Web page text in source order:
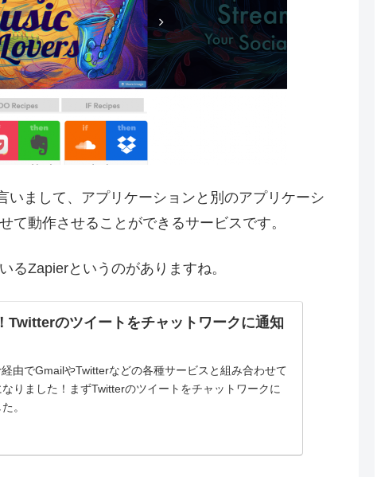
いまして、アプリケーションと別のアプリケーシ
て動作させることができるサービスです。
るZapierというのがありますね。
Twitterのツイートをチャットワークに通知
由でGmailやTwitterなどの各種サービスと組み合わせて
りました！まずTwitterのツイートをチャットワークに
。